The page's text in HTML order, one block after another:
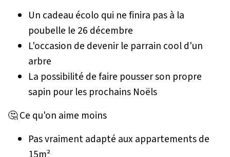
Un cadeau écolo qui ne finira pas à la
poubelle le 26 décembre
L'occasion de devenir le parrain cool d'un
arbre
La possibilité de faire pousser son propre
sapin pour les prochains Noëls
🤔 Ce qu'on aime moins
Pas vraiment adapté aux appartements de